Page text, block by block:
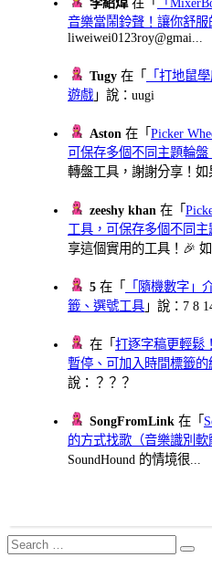
李紹煒在「
「
音樂當鬧鈴聲！讓你舒服
liweiwei0123roy@gmai...
Tugy 在「
「打地鼠
遊戲 」說：uugi
Aston 在「Picker
可保存多個不同主題輪盤
轉盤工具，謝謝分享！如
zeeshy khan 在「
工具，可保存多個不同主
享這個實用的工具！🎉
5 在「
「隨機數字」
籤、選號工具 」說：7 8
在「打逐字稿更輕鬆
暫停、可加入時間標籤
說：？？？
SongFromLink 在「
的方式找歌（音樂識別軟
SoundHound 的情境很...
Search
for: